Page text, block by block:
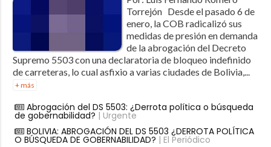
Torrejón Desde el pasado 6 de
enero, la COB radicalizó sus
medidas de presión en demanda
de la abrogación del Decreto
Supremo 5503 con una declaratoria de bloqueo indefinido
de carreteras, lo cual asfixio a varias ciudades de Bolivia,...
+ más
Abrogación del DS 5503: ¿Derrota política o búsqueda
de gobernabilidad? | Urgente
BOLIVIA: ABROGACIÓN DEL DS 5503 ¿DERROTA POLÍTICA
O BÚSQUEDA DE GOBERNABILIDAD? | El Periódico